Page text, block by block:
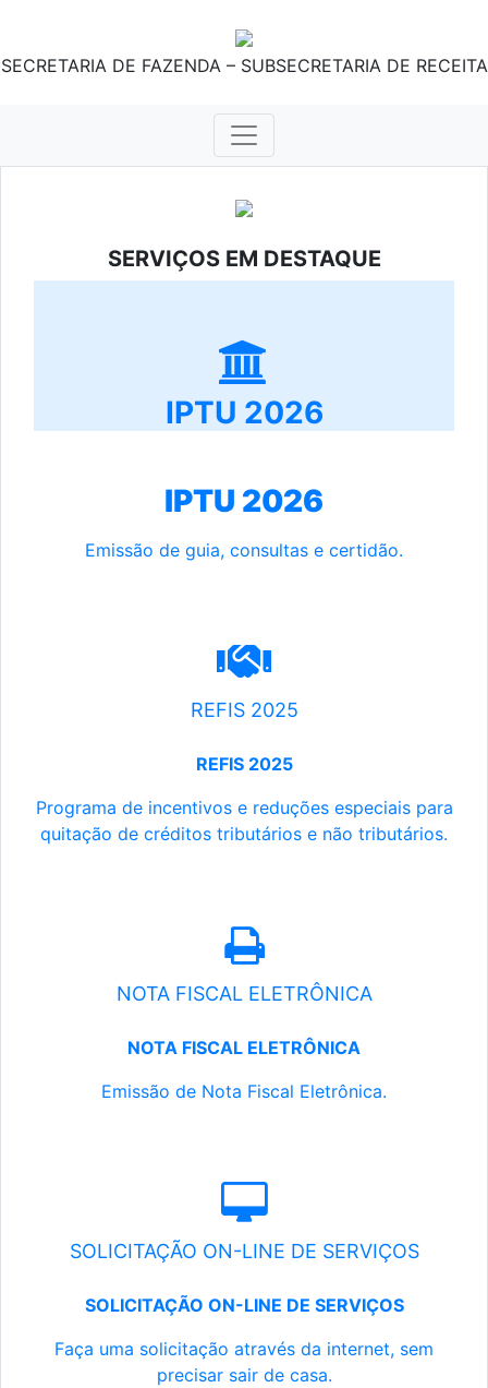
SECRETARIA DE FAZENDA – SUBSECRETARIA DE RECEITA
SERVIÇOS EM DESTAQUE
IPTU 2026
IPTU 2026
Emissão de guia, consultas e certidão.
REFIS 2025
REFIS 2025
Programa de incentivos e reduções especiais para
quitação de créditos tributários e não tributários.
NOTA FISCAL ELETRÔNICA
NOTA FISCAL ELETRÔNICA
Emissão de Nota Fiscal Eletrônica.
SOLICITAÇÃO ON-LINE DE SERVIÇOS
SOLICITAÇÃO ON-LINE DE SERVIÇOS
Faça uma solicitação através da internet, sem
precisar sair de casa.